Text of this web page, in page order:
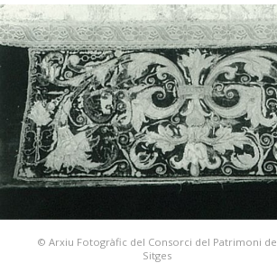
© Arxiu Fotogràfic del Consorci del Patrimoni de
Sitges